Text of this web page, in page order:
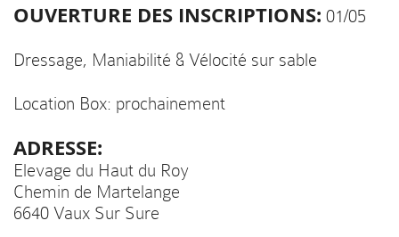
OUVERTURE DES INSCRIPTIONS: 01/05
Dressage, Maniabilité & Vélocité sur sable
Location Box: prochainement
ADRESSE:
Elevage du Haut du Roy
Chemin de Martelange
6640 Vaux Sur Sure